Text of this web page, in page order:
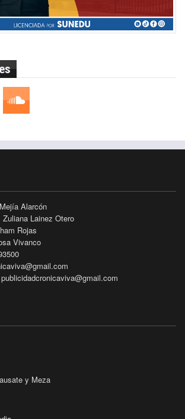
Alarcón
Lainez Otero
Rojas
Vivanco
publicidadcronicaviva@gmail.com
y Meza